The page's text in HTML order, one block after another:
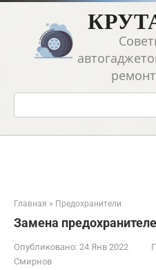
Перейти
контенту
Поиск:
Главная » Предохранители
Замена
Опубликовано: 24 Янв 2022
Смирнов